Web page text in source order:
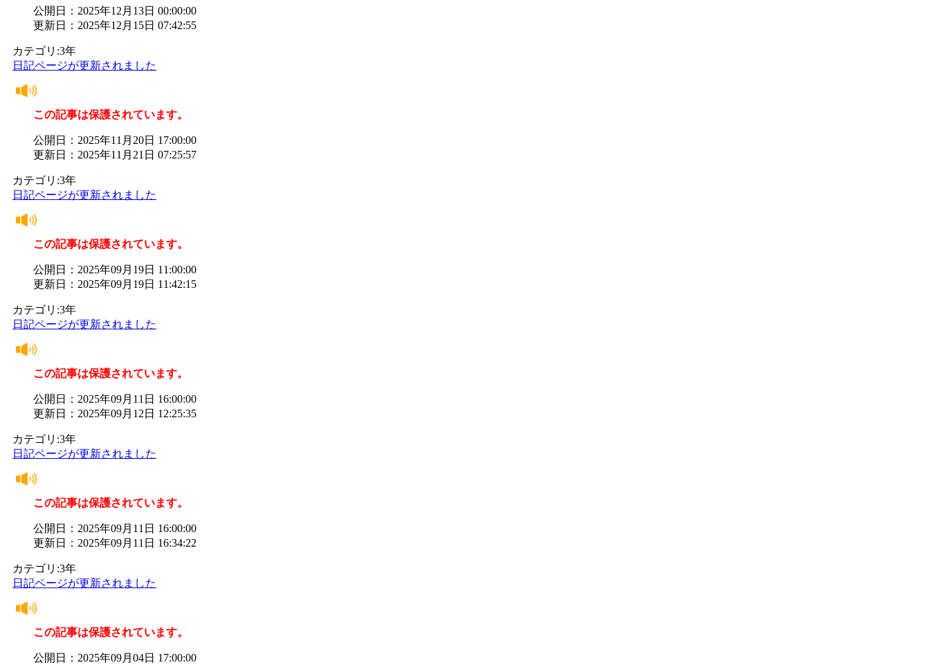
公開日：2025年12月13日 00:00:00
更新日：2025年12月15日 07:42:55
カテゴリ:3年
日記ページが更新されました
この記事は保護されています。
公開日：2025年11月20日 17:00:00
更新日：2025年11月21日 07:25:57
カテゴリ:3年
日記ページが更新されました
この記事は保護されています。
公開日：2025年09月19日 11:00:00
更新日：2025年09月19日 11:42:15
カテゴリ:3年
日記ページが更新されました
この記事は保護されています。
公開日：2025年09月11日 16:00:00
更新日：2025年09月12日 12:25:35
カテゴリ:3年
日記ページが更新されました
この記事は保護されています。
公開日：2025年09月11日 16:00:00
更新日：2025年09月11日 16:34:22
カテゴリ:3年
日記ページが更新されました
この記事は保護されています。
公開日：2025年09月04日 17:00:00